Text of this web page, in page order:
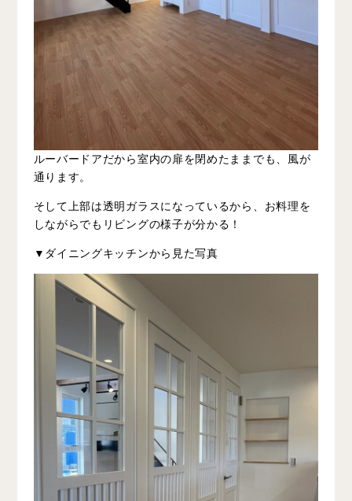
ルーバードアだから室内の扉を閉めたままでも、風が
通ります。
そして上部は透明ガラスになっているから、お料理を
しながらでもリビングの様子が分かる！
▼ダイニングキッチンから見た写真